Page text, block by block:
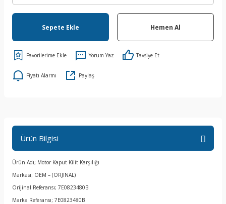
Sepete Ekle Hemen Al
Yorum Yaz Tavsiye Et
Fiyatı Alarmı Paylaş
Ürün Bilgisi
Ürün Adı; Motor Kaput Kilit Karşılığı
Markası; OEM – (ORJINAL)
Orijinal Referansı; 7E0823480B
Marka Referansı; 7E0823480B